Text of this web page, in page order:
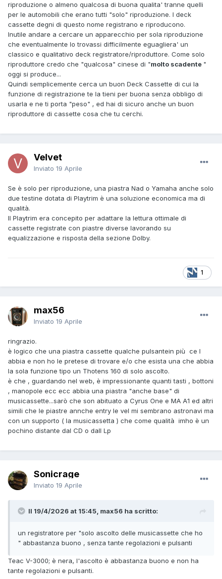
riproduzione o almeno qualcosa di buona qualita' tranne quelli
per le automobili che erano tutti "solo" riproduzione. I deck
cassette degni di questo nome registrano e riproducono.
Inutile andare a cercare un apparecchio per sola riproduzione
che eventualmente lo trovassi difficilmente eguagliera' un
classico e qualitativo deck registratore/riproduttore. Come solo
riproduttore credo che "qualcosa" cinese di "molto scadente "
oggi si produce...
Quindi semplicemente cerca un buon Deck Cassette di cui la
funzione di registrazione te la tieni per buona senza obbligo di
usarla e ne ti porta "peso" , ed hai di sicuro anche un buon
riproduttore di cassette cosa che tu cerchi.
Velvet
Inviato 19 Aprile
Se è solo per riproduzione, una piastra Nad o Yamaha anche solo
due testine dotata di Playtrim è una soluzione economica ma di
qualità.
Il Playtrim era concepito per adattare la lettura ottimale di
cassette registrate con piastre diverse lavorando su
equalizzazione e risposta della sezione Dolby.
1
max56
Inviato 19 Aprile
ringrazio.
è logico che una piastra cassette qualche pulsantein più ce l
abbia e non ho le pretese di trovare e/o che esista una che abbia
la sola funzione tipo un Thotens 160 di solo ascolto.
è che , guardando nel web, è impressionante quanti tasti , bottoni
, manopole ecc ecc abbia una piastra "anche base" di
musicassette...sarò che son abituato a Cyrus One e MA A1 ed altri
simili che le piastre annche entry le vel mi sembrano astronavi ma
con un supporto ( la musicassetta ) che come qualità imho è un
pochino distante dal CD o dall Lp
Sonicrage
Inviato 19 Aprile
Il 19/4/2026 at 15:45, max56 ha scritto:
un registratore per "solo ascolto delle musicassette che ho
" abbastanza buono , senza tante regolazioni e pulsanti
Teac V-3000; è nera, l'ascolto è abbastanza buono e non ha
tante regolazioni e pulsanti.